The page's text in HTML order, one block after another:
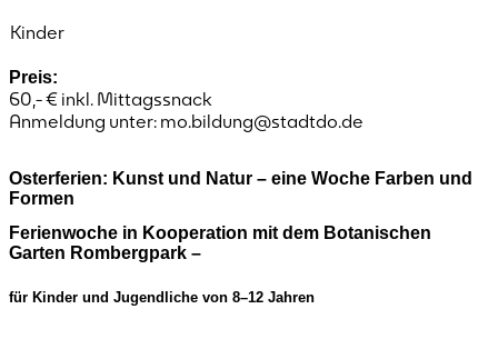
Kinder
Preis:
60,- € inkl. Mittagssnack
Anmeldung unter: mo.bildung@stadtdo.de
Osterferien: Kunst und Natur – eine Woche Farben und
Formen
Ferienwoche in Kooperation mit dem Botanischen
Garten Rombergpark –
für Kinder und Jugendliche von 8–12 Jahren